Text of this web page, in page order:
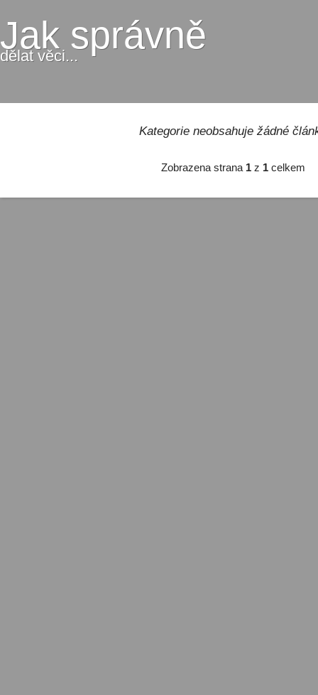
Jak správně
dělat věci...
Kategorie neobsahuje žádné
Zobrazena strana 1z 1celkem